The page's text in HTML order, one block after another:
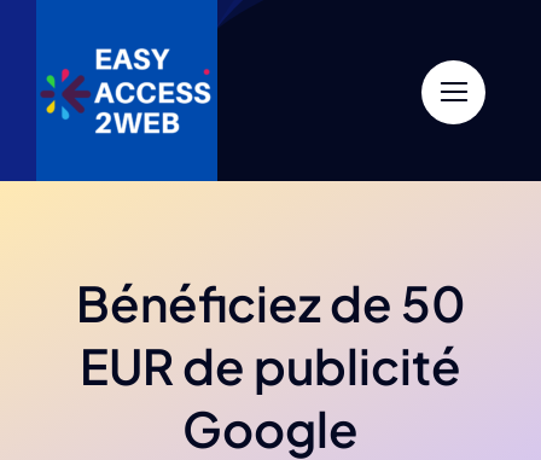
content
Bénéficiez de 50
EUR de publicité
Google